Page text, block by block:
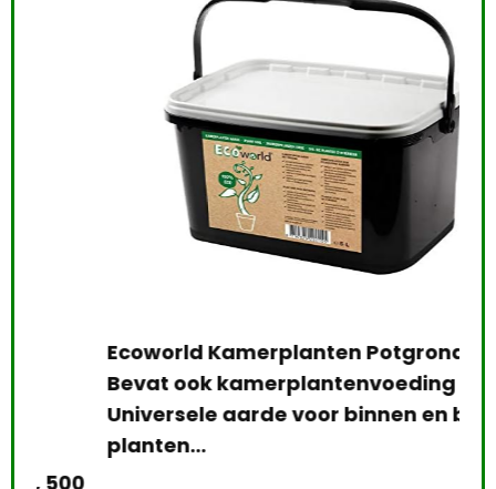
Ecoworld Kamerplanten Potgrond –
Bevat ook kamerplantenvoeding –
Universele aarde voor binnen en buiten
planten…